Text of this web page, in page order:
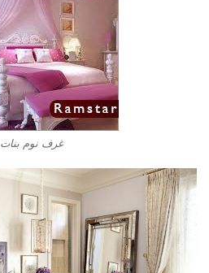
غرف نوم بنات 4